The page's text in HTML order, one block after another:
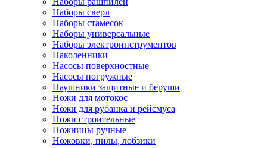
Наборы сверл
Наборы стамесок
Наборы универсальные
Наборы электроинструментов
Наколенники
Насосы поверхностные
Насосы погружные
Наушники защитные и беруши
Ножи для мотокос
Ножи для рубанка и рейсмуса
Ножи строительные
Ножницы ручные
Ножовки, пилы, лобзики